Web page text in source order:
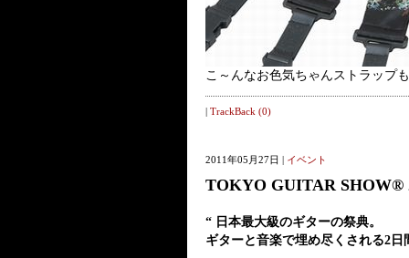
こ～んなお色気ちゃんストラップ
| TrackBack (0)
2011年05月27日 | イベント
TOKYO GUITAR SHOW®
“ 日本最大級のギターの祭典。
ギターと音楽で埋め尽くされる2日